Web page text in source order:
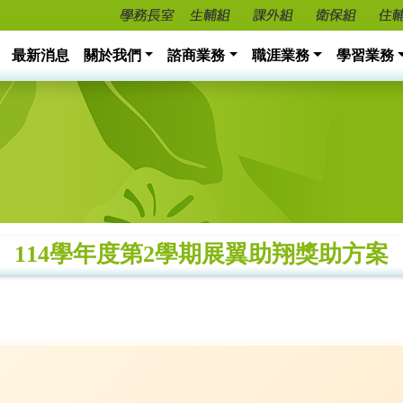
最新消息 關於我們 諮商業務 職涯業務 學習業務
114學年度第2學期展翼助翔獎助方案